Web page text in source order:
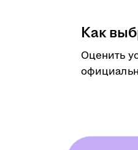
Как
Оценить